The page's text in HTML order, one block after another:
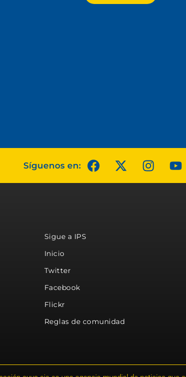
Síguenos en:
Sigue a IPS
Inicio
Twitter
Facebook
Flickr
Reglas de comunidad